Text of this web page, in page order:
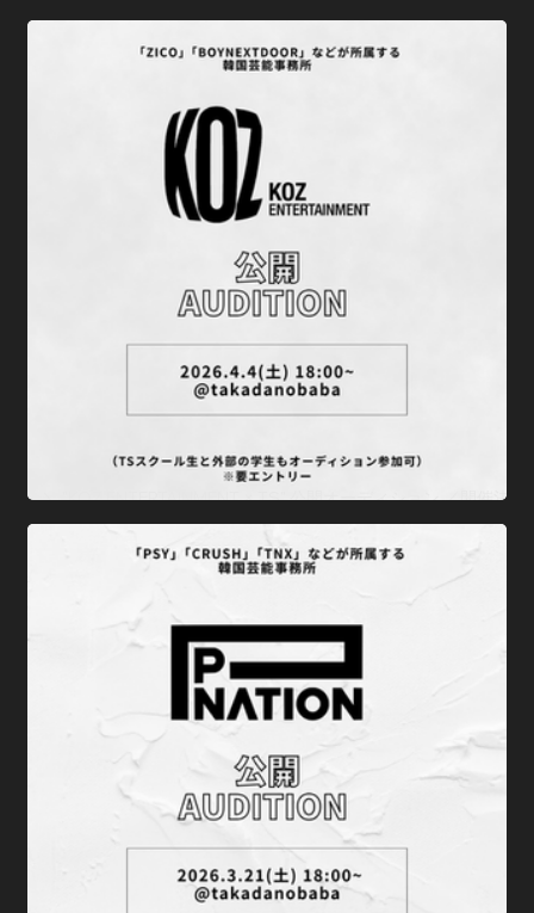
＼ "WAKEONE × TS" 公開オーディション ／エントリー受付中
＼ "KOZ ENTERTAINMENT × TS" 公開オーディション ／開催決
定！